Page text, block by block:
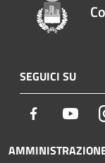
SEGUICI SU
Facebook